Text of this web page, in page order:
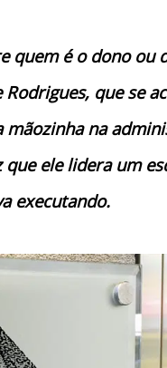
quem é o dono ou
que se
mãozinha na
ele lidera um
executando.